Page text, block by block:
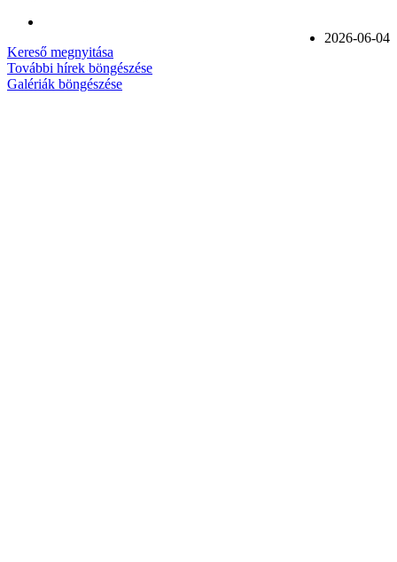
2026-06-04
Kereső megnyitása
További hírek böngészése
Galériák böngészése